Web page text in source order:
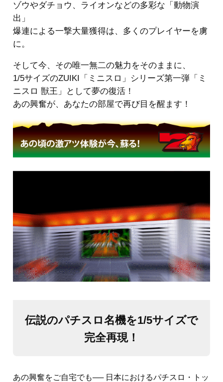
ゾウやダチョウ、ライオンなどの多彩な「動物演
出」
爆連による一撃大量獲得は、多くのプレイヤーを虜
に。
そして今、その唯一無二の魅力をそのままに、
1/5サイズのZUIKI「ミニスロ」シリーズ第一弾「ミ
ニスロ 獣王」として夢の復活！
あの興奮が、あなたの部屋で再び目を醒ます！
伝説のパチスロ名機を1/5サイズで
完全再現！
あの興奮をご自宅でも── 日本におけるパチスロ・トッ